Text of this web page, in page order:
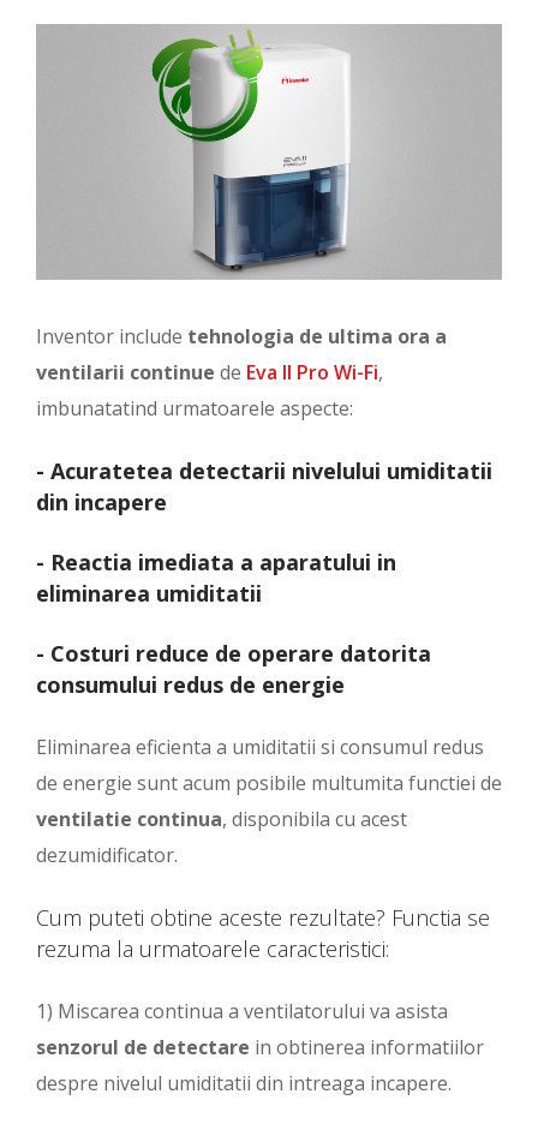
Inventor include tehnologia de ultima ora a
ventilarii continue de Eva II Pro Wi-Fi,
imbunatatind urmatoarele aspecte:
- Acuratetea detectarii nivelului umiditatii
din incapere
- Reactia imediata a aparatului in
eliminarea umiditatii
- Costuri reduce de operare datorita
consumului redus de energie
Eliminarea eficienta a umiditatii si consumul redus
de energie sunt acum posibile multumita functiei de
ventilatie continua, disponibila cu acest
dezumidificator.
Cum puteti obtine aceste rezultate? Functia se
rezuma la urmatoarele caracteristici:
1) Miscarea continua a ventilatorului va asista
senzorul de detectare in obtinerea informatiilor
despre nivelul umiditatii din intreaga incapere.